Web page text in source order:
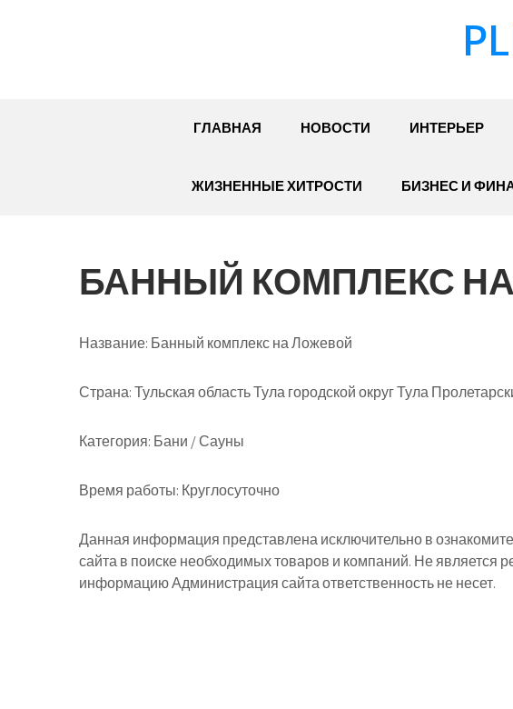
ГЛАВНАЯ НОВОСТИ ИНТЕРЬЕР
ЖИЗНЕННЫЕ ХИТРОСТИ БИЗНЕС И
БАННЫЙ КОМПЛЕКС
Название: Банный комплекс на Ложевой
Страна:Тульская область Тула городской округ Тула
Категория: Бани / Сауны
Время работы: Круглосуточно
Данная информация представлена исключительно в
сайта в поиске необходимых товаров и компаний. Не
информацию Администрация сайта ответственность не несет.